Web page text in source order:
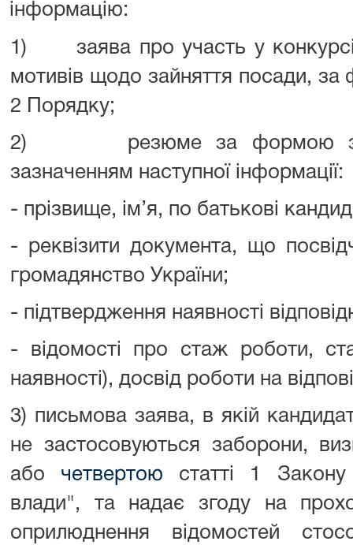
інформацію:
1) заява про участь у конкурсі
мотивів щодо зайняття посади,
2 Порядку;
2) резюме за формою
зазначенням наступної інформації:
- прізвище, ім’я, по батькові
- реквізити документа, що
громадянство України;
- підтвердження наявності
- відомості про стаж роботи,
наявності), досвід роботи на
3) письмова заява, в якій
не застосовуються заборони,
або четвертою статті 1
влади", та надає згоду на
оприлюднення відомостей